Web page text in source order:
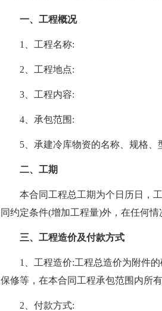
一、工程概况
1、工程名称:
2、工程地点:
3、工程内容:
4、承包范围:
5、承建冷库物资的名称、规格、
二、工期
本合同工程总工期为个日历日，工
同约定条件(增加工程量)外，在任何
三、工程造价及付款方式
1、工程造价:工程总造价为附件的
保修等，在本合同工程承包范围内所
2、付款方式: